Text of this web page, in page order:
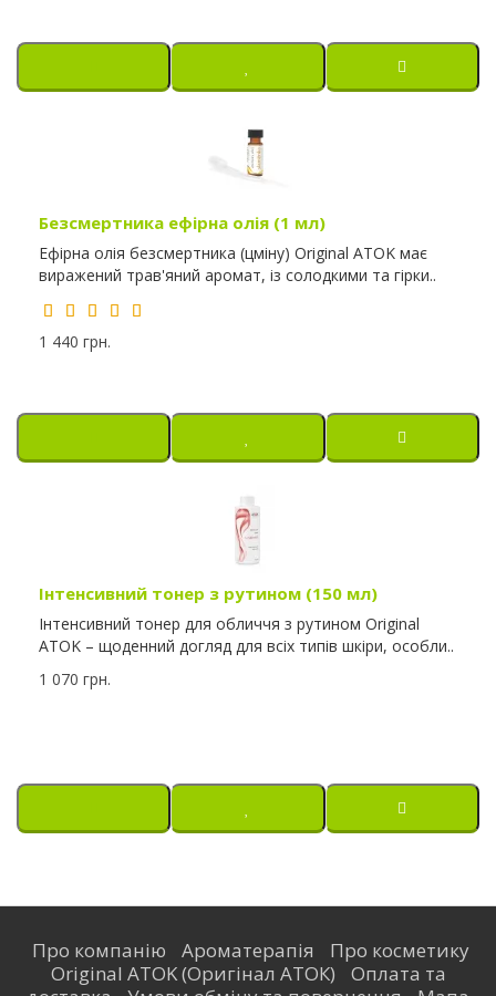
Безсмертника ефірна олія (1 мл)
Ефірна олія безсмертника (цміну) Original ATOK має
виражений трав'яний аромат, із солодкими та гірки..
1 440 грн.
Інтенсивний тонер з рутином (150 мл)
Інтенсивний тонер для обличчя з рутином Original
ATOK – щоденний догляд для всіх типів шкіри, особли..
1 070 грн.
Про компанію Ароматерапія
Про косметику
Original ATOK (Оригінал АТОК)
Оплата та